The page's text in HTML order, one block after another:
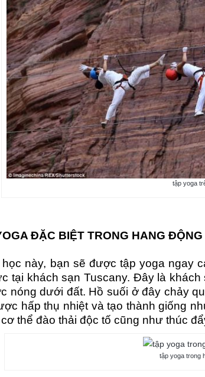
tập yoga
ĐẶC BIỆT TRONG HANG
này, bạn sẽ được tập yoga ngay
tại khách sạn Tuscany. Đây là
nóng dưới đất. Hồ suối ở đây chảy
hấp thụ nhiệt và tạo thành giống
thể đào thải độc tố cũng như thúc
tập yoga trong